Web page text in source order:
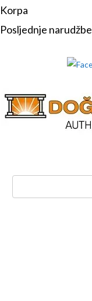
Korpa
Posljednje narudžbe